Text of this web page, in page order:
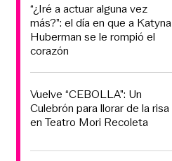
“¿Iré a actuar alguna vez
más?”: el día en que a Katyna
Huberman se le rompió el
corazón
Vuelve “CEBOLLA”: Un
Culebrón para llorar de la risa
en Teatro Mori Recoleta